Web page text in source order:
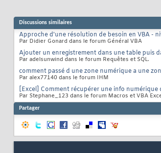
Discussions similaires
Approche d'une résolution de besoin en VBA -
Par Didier Gonard dans le forum Général VBA
Ajouter un enregistrement dans une table puis
Par adelsunwind dans le forum Requêtes et SQL.
comment passé d une zone numérique a une
Par alex77140 dans le forum IHM
[Excel] Comment récupérer une info numérique
Par Stephane_123 dans le forum Macros et VBA
Partager